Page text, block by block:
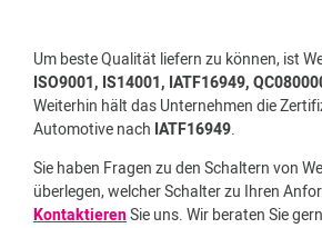
Um beste Qualität liefern zu können, ist
ISO9001, IS14001, IATF16949,
Weiterhin hält das Unternehmen die
Automotive nach IATF16949.
Sie haben Fragen zu den Schaltern von
überlegen, welcher Schalter zu Ihren
KontaktierenSie uns. Wir beraten Sie